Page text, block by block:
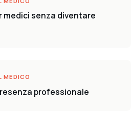
medici senza diventare
MEDICO
professionale